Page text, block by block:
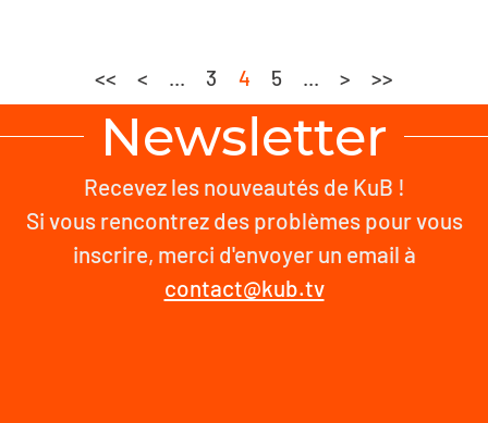
<< < ... 3 4 5 ... > >>
Newsletter
Recevez les nouveautés de KuB !
Si vous rencontrez des problèmes pour vous
inscrire, merci d'envoyer un email à
contact@kub.tv